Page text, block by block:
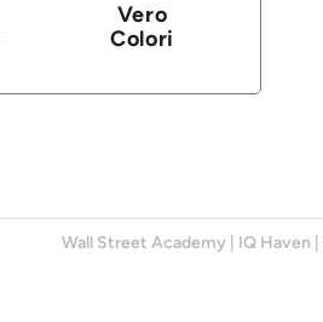
Vero
Colori
Wall Street Academy IQ Haven